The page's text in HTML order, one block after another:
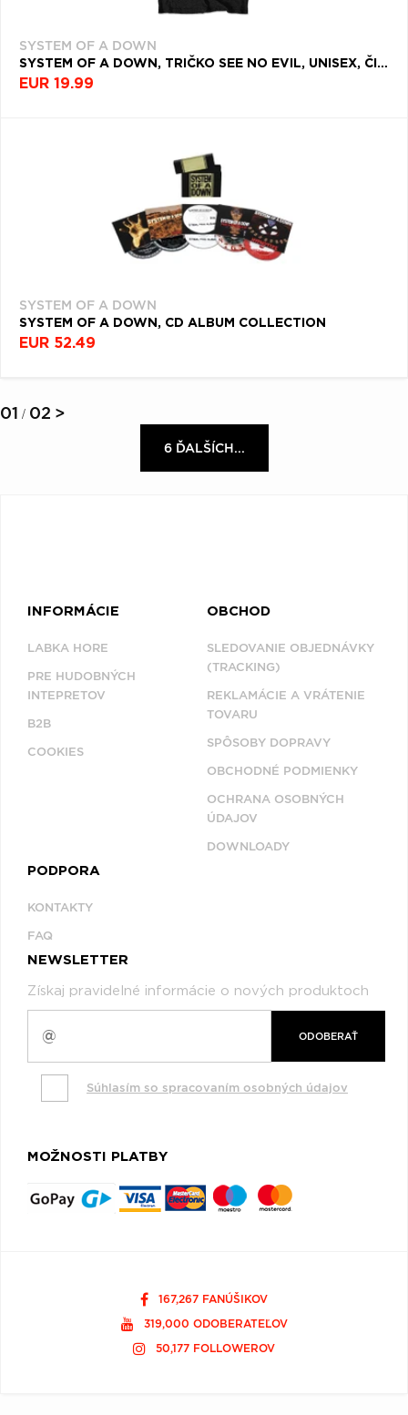
SYSTEM OF A DOWN
SYSTEM OF A DOWN, TRIČKO SEE NO EVIL, UNISEX, ČIERNA
EUR 19.99
SYSTEM OF A DOWN
SYSTEM OF A DOWN, CD ALBUM COLLECTION
EUR 52.49
01 / 02 >
6 ĎALŠÍCH...
INFORMÁCIE
LABKA HORE
PRE HUDOBNÝCH
INTEPRETOV
B2B
COOKIES
OBCHOD
SLEDOVANIE OBJEDNÁVKY
(TRACKING)
REKLAMÁCIE A VRÁTENIE
TOVARU
SPÔSOBY DOPRAVY
OBCHODNÉ PODMIENKY
OCHRANA OSOBNÝCH
ÚDAJOV
DOWNLOADY
PODPORA
KONTAKTY
FAQ
NEWSLETTER
Získaj pravidelné informácie o nových produktoch
ODOBERAŤ
Súhlasím so spracovaním osobných údajov
MOŽNOSTI PLATBY
167,267 FANÚŠIKOV
319,000 ODOBERATEĽOV
50,177 FOLLOWEROV